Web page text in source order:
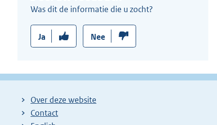
Was dit de informatie die u zocht?
Ja Nee
Over deze website
Contact